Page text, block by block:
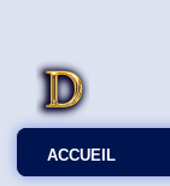
ACCUEIL